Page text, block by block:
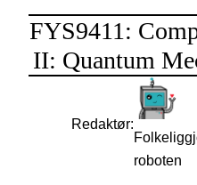
FYS9411:
II: Quantum
Redaktør:
roboten